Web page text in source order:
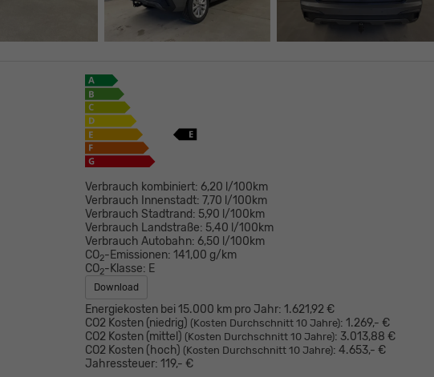
Verbrauch kombiniert: 6,20 l/100km
Verbrauch Innenstadt: 7,70 l/100km
Verbrauch Stadtrand: 5,90 l/100km
Verbrauch Landstraße: 5,40 l/100km
Verbrauch Autobahn: 6,50 l/100km
CO2-Emissionen: 141,00 g/km
CO2-Klasse: E
Download
Energiekosten bei 15.000 km pro Jahr: 1.621,92 €
CO2 Kosten (niedrig) (Kosten Durchschnitt 10 Jahre): 1.269,- €
CO2 Kosten (mittel) (Kosten Durchschnitt 10 Jahre): 3.013,88 €
CO2 Kosten (hoch) (Kosten Durchschnitt 10 Jahre): 4.653,- €
Jahressteuer: 119,- €